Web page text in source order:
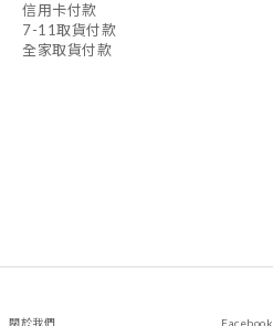
信用卡付款
7-11取貨付款
全家取貨付款
關於我們 Facebook